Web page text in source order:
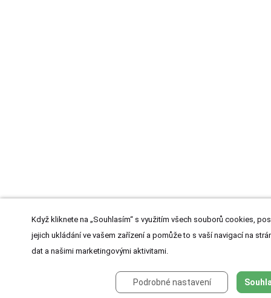
Když kliknete na „Souhlasím“ s využitím všech souborů cookies,
jejich ukládání ve vašem zařízení a pomůže to s vaší navigací na
dat a našimi marketingovými aktivitami.
Podrobné nastavení